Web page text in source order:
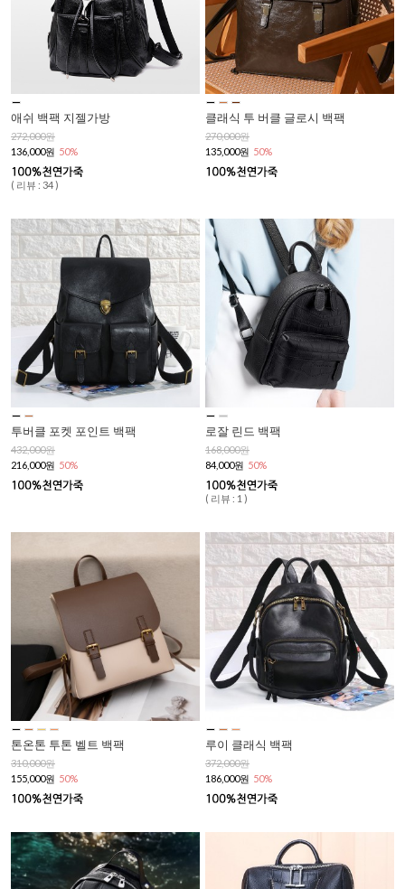
애쉬 백팩 지젤가방
272,000원
136,000원 50%
( 리뷰 : 34 )
클래식 투 버클 글로시 백팩
270,000원
135,000원 50%
투버클 포켓 포인트 백팩
432,000원
216,000원 50%
로잘 린드 백팩
168,000원
84,000원 50%
( 리뷰 : 1 )
톤온톤 투톤 벨트 백팩
310,000원
155,000원 50%
루이 클래식 백팩
372,000원
186,000원 50%